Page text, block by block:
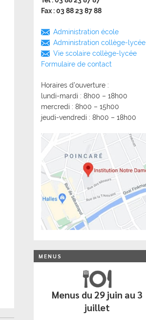
Fax : 03 88 23 87 88
Administration école
Administration collège-lycée
Vie scolaire collège-lycée
Formulaire de contact
Horaires d’ouverture :
lundi-mardi : 8h00 – 18h00
mercredi : 8h00 – 15h00
jeudi-vendredi : 8h00 – 18h00
MENUS
Menus du 29 juin au 3
juillet